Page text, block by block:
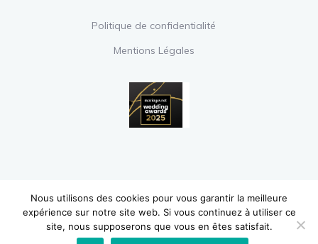
Politique de confidentialité
Mentions Légales
Copyright © 2020 Le Boudoir de la Mariée
– Tous droits réservés.
Nous utilisons des cookies pour vous garantir la meilleure
expérience sur notre site web. Si vous continuez à utiliser ce
site, nous supposerons que vous en êtes satisfait.